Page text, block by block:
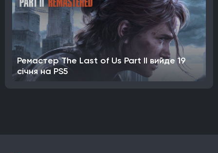
Ремастер The Last of Us Part II вийде 19
січня на PS5